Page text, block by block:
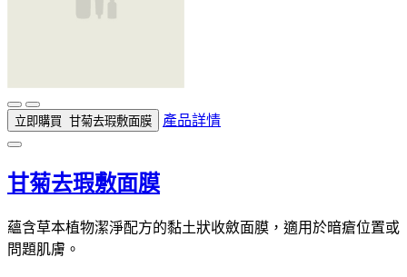
立即購買 甘菊去瑕敷面膜 產品詳情
甘菊去瑕敷面膜
蘊含草本植物潔淨配方的黏土狀收斂面膜，適用於暗瘡位置或
問題肌膚。